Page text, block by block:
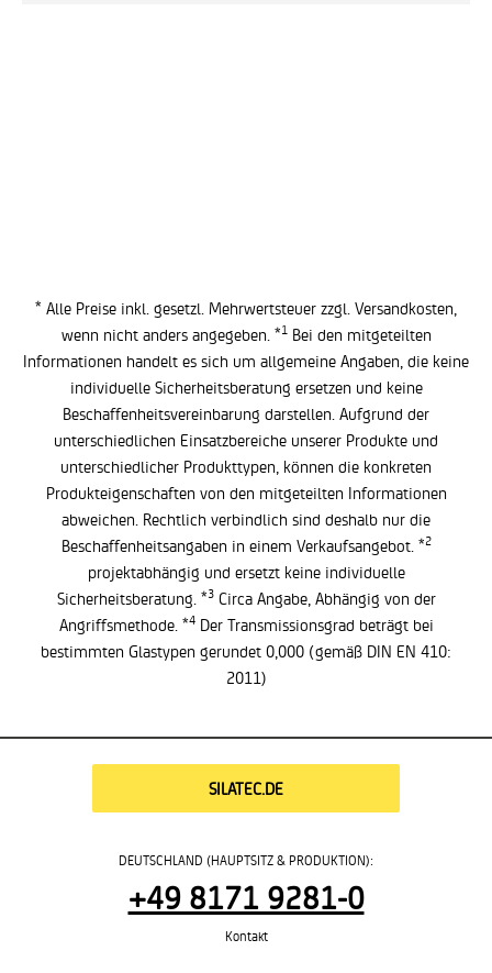
* Alle Preise inkl. gesetzl. Mehrwertsteuer zzgl. Versandkosten
wenn nicht anders angegeben. *1Bei den mitgeteilten
Informationen handelt es sich um allgemeine Angaben, die keine
individuelle Sicherheitsberatung ersetzen und keine
Beschaffenheitsvereinbarung darstellen. Aufgrund der
unterschiedlichen Einsatzbereiche unserer Produkte und
unterschiedlicher Produkttypen, können die konkreten
Produkteigenschaften von den mitgeteilten Informationen
abweichen. Rechtlich verbindlich sind deshalb nur die
Beschaffenheitsangaben in einem Verkaufsangebot. *2
projektabhängig und ersetzt keine individuelle
Sicherheitsberatung. *3Circa Angabe, Abhängig von der
Angriffsmethode. *4Der Transmissionsgrad beträgt bei
bestimmten Glastypen gerundet 0,000 (gemäß DIN EN 410:
2011)
SILATEC.DE
DEUTSCHLAND (HAUPTSITZ & PRODUKTION):
+49 8171 9281-0
Kontakt